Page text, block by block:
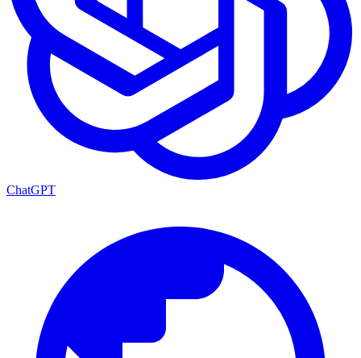
ChatGPT